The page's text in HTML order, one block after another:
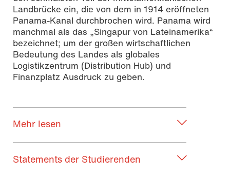
Landbrücke ein, die von dem in 1914 eröffneten
Panama-Kanal durchbrochen wird. Panama wird
manchmal als das „Singapur von Lateinamerika“
bezeichnet; um der großen wirtschaftlichen
Bedeutung des Landes als globales
Logistikzentrum (Distribution Hub) und
Finanzplatz Ausdruck zu geben.
Mehr lesen
Statements der Studierenden